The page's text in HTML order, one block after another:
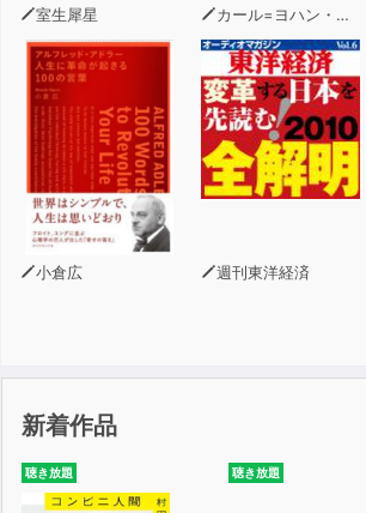
室生犀星 カール=ヨハン・エリーン
小倉広 週刊東洋経済
新着作品
聴き放題 聴き放題